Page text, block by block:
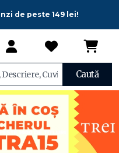
de peste 149 lei!
Caută